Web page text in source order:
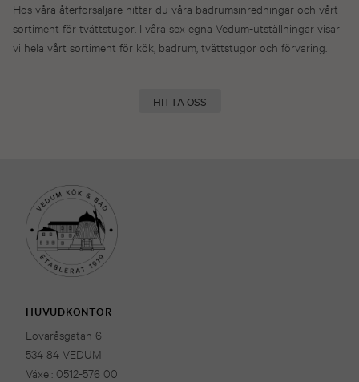
Hos våra återförsäljare hittar du våra badrumsinredningar och vårt
sortiment för tvättstugor. I våra sex egna Vedum-utställningar visar
vi hela vårt sortiment för kök, badrum, tvättstugor och förvaring.
HITTA OSS
HUVUDKONTOR
Lövaråsgatan 6
534 84 VEDUM
Växel: 0512-576 00